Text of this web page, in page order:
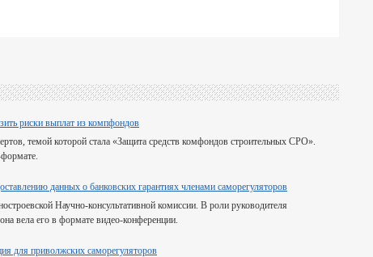
риски выплат из компфондов
темой которой стала «Защита средств комфондов строительных СРО».
данных о банковских гарантиях членами саморегуляторов
Научно-консультативной комиссии. В роли руководителя
вела его в формате видео-конференции.
для приволжских саморегуляторов